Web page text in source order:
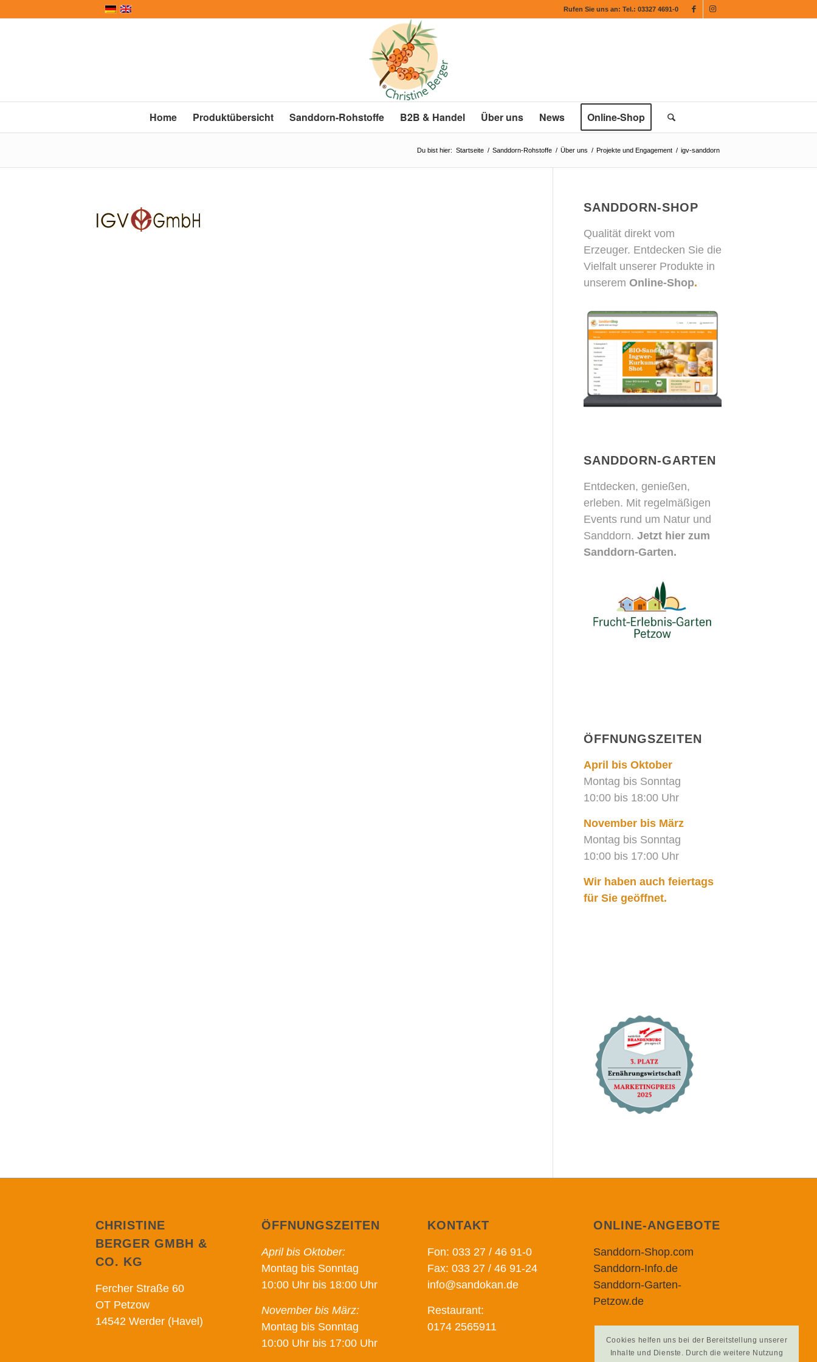
Rufen Sie uns an: Tel.: 03327 4691-0
Home Produktübersicht Sanddorn-Rohstoffe B2B & Handel Über uns News Online-Shop
Du bist hier: Startseite / Sanddorn-Rohstoffe / Über uns / Projekte und Engagement / igv-sanddorn
SANDDORN-SHOP
Qualität direkt vom
Erzeuger. Entdecken Sie die
Vielfalt unserer Produkte in
unserem Online-Shop.
SANDDORN-GARTEN
Entdecken, genießen,
erleben. Mit regelmäßigen
Events rund um Natur und
Sanddorn. Jetzt hier zum
Sanddorn-Garten.
ÖFFNUNGSZEITEN
April bis Oktober
Montag bis Sonntag
10:00 bis 18:00 Uhr
November bis März
Montag bis Sonntag
10:00 bis 17:00 Uhr
Wir haben auch feiertags
für Sie geöffnet.
CHRISTINE
BERGER GMBH &
CO. KG
Fercher Straße 60
OT Petzow
14542 Werder (Havel)
ÖFFNUNGSZEITEN
April bis Oktober:
Montag bis Sonntag
10:00 Uhr bis 18:00 Uhr
November bis März:
Montag bis Sonntag
10:00 Uhr bis 17:00 Uhr
KONTAKT
Fon: 033 27 / 46 91-0
Fax: 033 27 / 46 91-24
info@sandokan.de
Restaurant:
0174 2565911
ONLINE-ANGEBOTE
Sanddorn-Shop.com
Sanddorn-Info.de
Sanddorn-Garten-
Petzow.de
Cookies helfen uns bei der Bereitstellung unserer
Inhalte und Dienste. Durch die weitere Nutzung